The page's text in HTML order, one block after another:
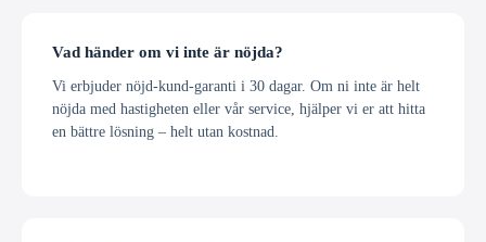
Vad händer om vi inte är nöjda?
Vi erbjuder nöjd-kund-garanti i 30 dagar. Om ni inte är helt
nöjda med hastigheten eller vår service, hjälper vi er att hitta
en bättre lösning – helt utan kostnad.